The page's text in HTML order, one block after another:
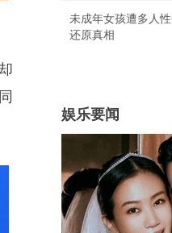
未成年女孩遭多人
还原真相
娱乐要闻